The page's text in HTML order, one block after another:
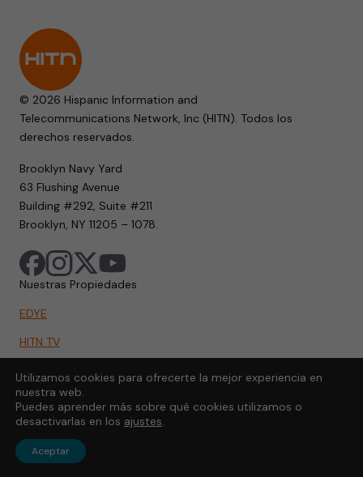
© 2026 Hispanic Information and
Telecommunications Network, Inc (HITN). Todos los
derechos reservados.
Brooklyn Navy Yard
63 Flushing Avenue
Building #292, Suite #211
Brooklyn, NY 11205 – 1078.
Nuestras Propiedades
EDYE
HITN TV
HITN.ORG
HITN GO
Utilizamos cookies para ofrecerte la mejor experiencia en
nuestra web.
Puedes aprender más sobre qué cookies utilizamos o
desactivarlas en los ajustes.
Aceptar